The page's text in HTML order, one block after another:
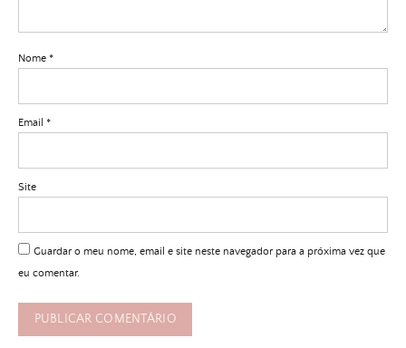
Nome *
Email *
Site
Guardar o meu nome, email e site neste navegador para a próxima vez que
eu comentar.